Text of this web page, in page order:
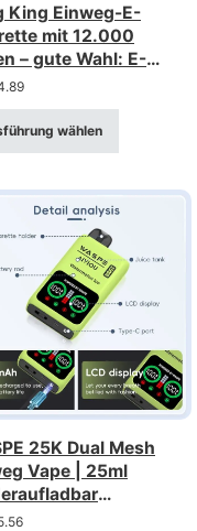
King Einweg-E-
mit 12.000
– gute Wahl: E-
mit Mesh-Spule,
Großhandel
wählen
25K Dual Mesh
Vape | 25ml
kaufen